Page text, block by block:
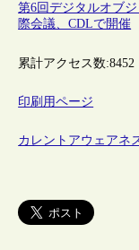
第6回デジタルオブ
際会議、CDLで開催
累計アクセス数:8452
印刷用ページ
カレントアウェアネ